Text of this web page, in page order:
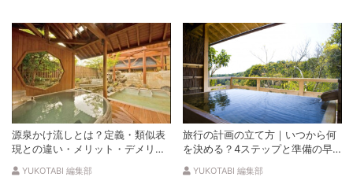
源泉かけ流しとは？定義・類似表
現との違い・メリット・デメリッ
トを解説
YUKOTABI 編集部
旅行の計画の立て方｜いつから何
を決める？4ステップと準備の早
見表
YUKOTABI 編集部